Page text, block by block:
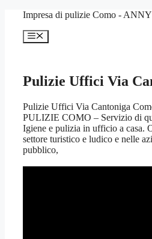
contenuto
Impresa di pulizie Como - ANNY
Menu
Pulizie Uffici Via
Pulizie Uffici Via Cantoniga
PULIZIE COMO – Servizio di
Igiene e pulizia in ufficio a casa.
settore turistico e ludico e nelle
pubblico,